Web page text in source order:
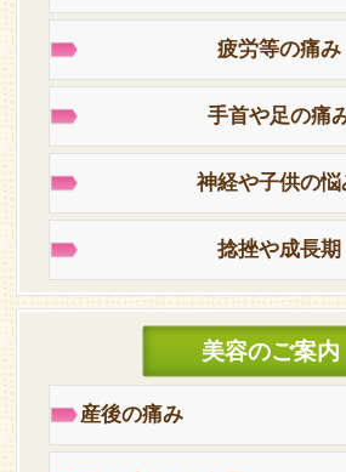
疲労等の痛み
手首や足の痛
神経や子供の悩
捻挫や成長期
美容のご案内
産後の痛み